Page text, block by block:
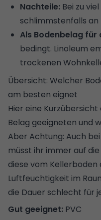
Nachteile: Bei zu
schlimmstenfalls
Als Bodenbelag für
bedingt. Linoleum
trockenen
Übersicht: Welcher
am besten eignet
Hier eine
Belag geeigneten und
Aber Achtung: Auch
müsst ihr immer auf
diese vom Kellerboden
Luftfeuchtigkeit im
die Dauer schlecht für
PVC